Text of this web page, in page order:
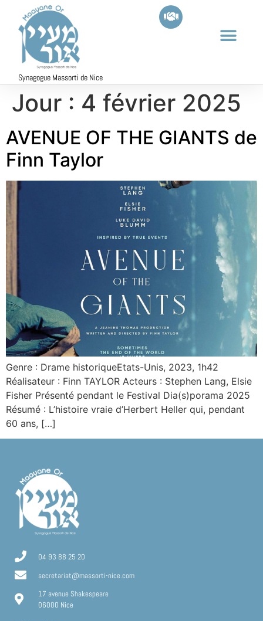
Synagogue Massorti de Nice
Jour : 4 février 2025
AVENUE OF THE GIANTS de
Finn Taylor
Genre : Drame historiqueEtats-Unis, 2023, 1h42
Réalisateur : Finn TAYLOR Acteurs : Stephen Lang, Elsie
Fisher Présenté pendant le Festival Dia(s)porama 2025
Résumé : L’histoire vraie d’Herbert Heller qui, pendant
60 ans, […]
04 93 88 25 20
secretariat@massorti-nice.com
17 avenue Shakespeare
06000 Nice